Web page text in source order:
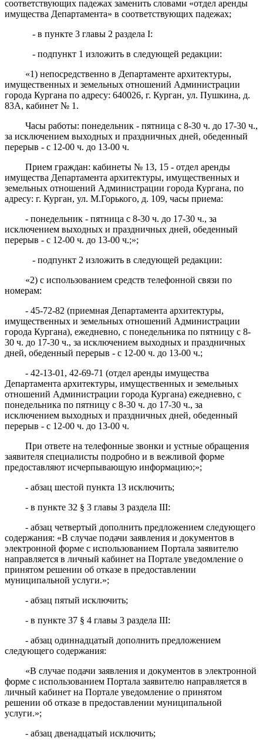
соответствующих падежах заменить словами «отдел аренды
имущества Департамента» в соответствующих падежах;
- в пункте 3 главы 2 раздела I:
- подпункт 1 изложить в следующей редакции:
«1) непосредственно в Департаментеархитектуры,
имущественных и земельных отношений Администрации
города Кургана по адресу: 640026, г. Курган, ул. Пушкина, д.
83А, кабинет № 1.
Часы работы: понедельник - пятница с 8-30 ч. до 17-30 ч.,
за исключением выходных и праздничных дней, обеденный
перерыв - с 12-00 ч. до 13-00 ч.
Прием граждан: кабинеты № 13, 15 - отдел аренды
имущества Департамента архитектуры, имущественных и
земельных отношений Администрации города Кургана, по
адресу: г. Курган, ул. М.Горького, д. 109, часы приема:
- понедельник - пятница с 8-30 ч. до 17-30 ч., за
исключением выходных и праздничных дней, обеденный
перерыв - с 12-00 ч. до 13-00 ч.;»;
- подпункт 2 изложить в следующей редакции:
«2) с использованием средств телефонной связи по
номерам:
- 45-72-82 (приемная Департаментаархитектуры,
имущественных и земельных отношений Администрации
города Кургана), ежедневно, с понедельника по пятницу с 8-
30 ч. до 17-30 ч., за исключением выходных и праздничных
дней, обеденный перерыв - с 12-00 ч. до 13-00 ч.;
- 42-13-01, 42-69-71 (отдел аренды имущества
Департамента архитектуры, имущественных и земельных
отношений Администрации города Кургана) ежедневно, с
понедельника по пятницу с 8-30 ч. до 17-30 ч., за
исключением выходных и праздничных дней, обеденный
перерыв - с 12-00 ч. до 13-00 ч.
При ответе на телефонные звонки и устные обращения
заявителя специалисты подробно и в вежливой форме
предоставляют исчерпывающую информацию;»;
- абзац шестой пункта 13 исключить;
- в пункте 32 § 3 главы 3 раздела III:
- абзац четвертый дополнить предложением следующего
содержания: «В случае подачи заявления и документов в
электронной форме с использованием Портала заявителю
направляется в личный кабинет на Портале уведомление о
принятом решении об отказе в предоставлении
муниципальной услуги.»;
- абзац пятый исключить;
- в пункте 37 § 4 главы 3 раздела III:
- абзац одиннадцатый дополнить предложением
следующего содержания:
«В случае подачи заявления и документов в электронной
форме с использованием Портала заявителю направляется в
личный кабинет на Портале уведомление о принятом
решении об отказе в предоставлении муниципальной
услуги.»;
- абзац двенадцатый исключить;